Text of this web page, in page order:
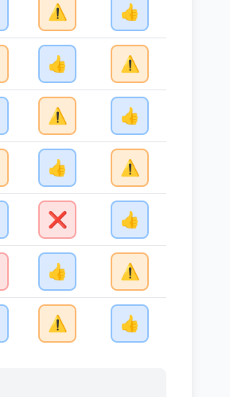
⚠️ 👍
👍 ⚠️
⚠️ 👍
👍 ⚠️
❌ 👍
👍 ⚠️
⚠️ 👍